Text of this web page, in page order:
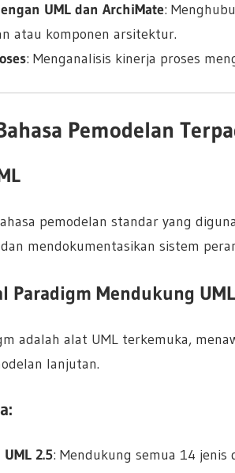
UML dan ArchiMate:
atau komponen arsitektur.
: Menganalisis kinerja proses
Pemodelan
pemodelan standar yang
mendokumentasikan sistem
Paradigm Mendukung UML
adalah alat UML terkemuka,
lanjutan.
2.5: Mendukung semua 14 jenis